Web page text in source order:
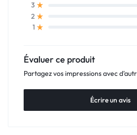
3
2
1
Évaluer ce produit
Partagez vos impressions avec
Écrire un avis